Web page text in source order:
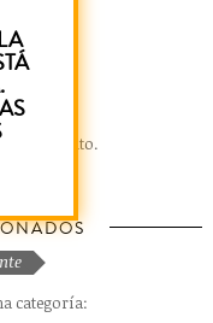
momento.
categoría: